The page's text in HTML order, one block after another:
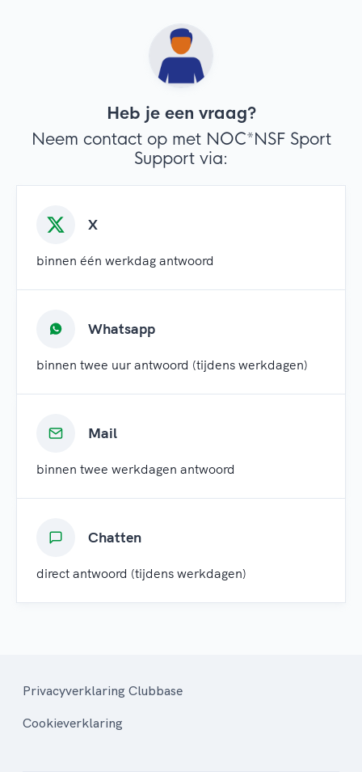
Heb je een vraag?
Neem contact op met NOC*NSF Sport
Support via:
X
binnen één werkdag antwoord
Whatsapp
binnen twee uur antwoord (tijdens werkdagen)
Mail
binnen twee werkdagen antwoord
Chatten
direct antwoord (tijdens werkdagen)
Privacyverklaring Clubbase
Cookieverklaring